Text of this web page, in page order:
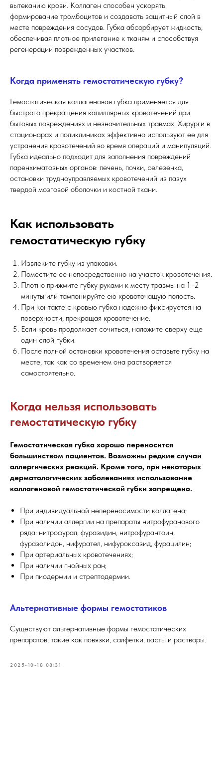
вытеканию крови. Коллаген способен ускорять
формирование тромбоцитов и создавать защитный слой в
месте повреждения сосудов. Губка абсорбирует жидкость,
обеспечивая плотное прилегание к тканям и способствуя
регенерации поврежденных участков.
Когда применять гемостатическую губку?
Гемостатическая коллагеновая губка применяется для
быстрого прекращения капиллярных кровотечений при
бытовых повреждениях и незначительных травмах. Хирурги в
стационарах и поликлиниках эффективно используют ее для
устранения кровотечений во время операций и манипуляций.
Губка идеально подходит для заполнения повреждений
паренхиматозных органов: печень, почки, селезенка,
остановки трудноуправляемых кровотечений из пазух
твердой мозговой оболочки и костной ткани.
Как использовать
гемостатическую губку
Извлеките губку из упаковки.
Поместите ее непосредственно на участок кровотечения.
Плотно прижмите губку руками к месту травмы на 1–2
минуты или тампонируйте ею кровоточащую полость.
При контакте с кровью губка надежно фиксируется на
поверхности, прекращая кровотечение.
Если кровь продолжает сочиться, наложите сверху еще
один слой губки.
После полной остановки кровотечения оставьте губку на
месте, так как со временем она растворяется
самостоятельно.
Когда нельзя использовать
гемостатическую губку
Гемостатическая губка хорошо переносится
большинством пациентов. Возможны редкие случаи
аллергических реакций. Кроме того, при некоторых
дерматологических заболеваниях использование
коллагеновой гемостатической губки запрещено.
При индивидуальной непереносимости коллагена;
При наличии аллергии на препараты нитрофуранового
ряда: нитрофурал, фуразидин, нитрофурантоин,
фуразолидон, нифурател, нифуроксазид, фурацилин;
При артериальных кровотечениях;
При наличии гнойных ран;
При пиодермии и стрептодермии.
Альтернативные формы гемостатиков
Существуют альтернативные формы гемостатических
препаратов, такие как повязки, салфетки, пасты и растворы.
2025-10-18 08:31